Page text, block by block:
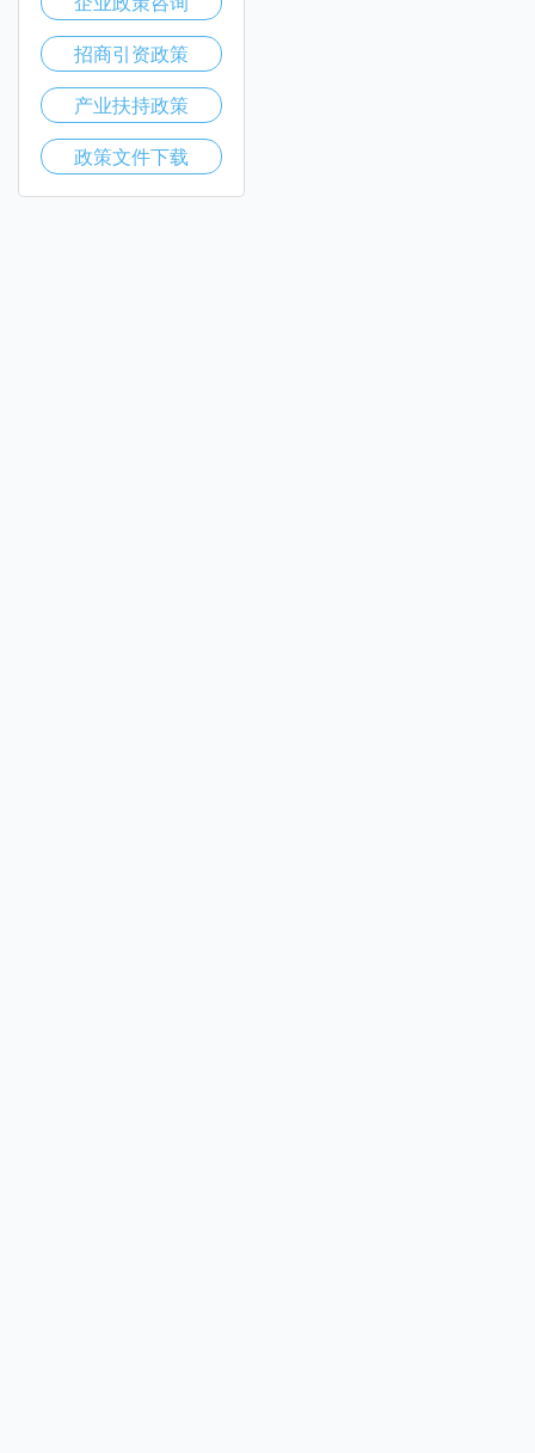
招商引资政策
产业扶持政策
政策文件下载